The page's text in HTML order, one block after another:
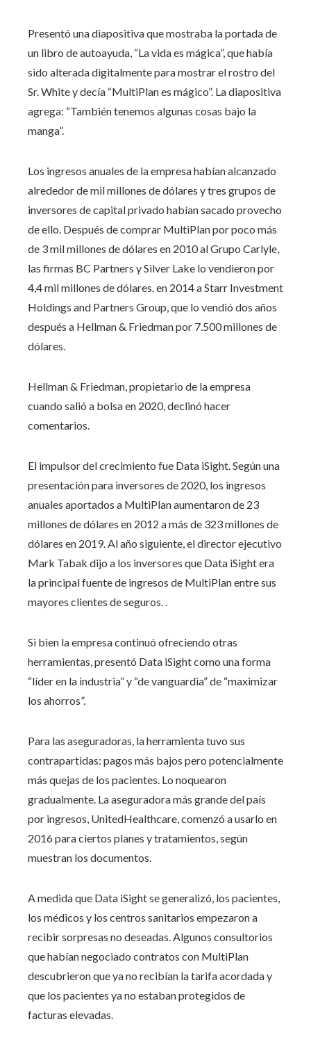
Presentó una diapositiva que mostraba la portada de
un libro de autoayuda, “La vida es mágica”, que había
sido alterada digitalmente para mostrar el rostro del
Sr. White y decía “MultiPlan es mágico”. La diapositiva
agrega: “También tenemos algunas cosas bajo la
manga”.
Los ingresos anuales de la empresa habían alcanzado
alrededor de mil millones de dólares y tres grupos de
inversores de capital privado habían sacado provecho
de ello. Después de comprar MultiPlan por poco más
de 3 mil millones de dólares en 2010 al Grupo Carlyle,
las firmas BC Partners y Silver Lake lo vendieron por
4,4 mil millones de dólares. en 2014 a Starr Investment
Holdings and Partners Group, que lo vendió dos años
después a Hellman & Friedman por 7.500 millones de
dólares.
Hellman & Friedman, propietario de la empresa
cuando salió a bolsa en 2020, declinó hacer
comentarios.
El impulsor del crecimiento fue Data iSight. Según una
presentación para inversores de 2020, los ingresos
anuales aportados a MultiPlan aumentaron de 23
millones de dólares en 2012 a más de 323 millones de
dólares en 2019. Al año siguiente, el director ejecutivo
Mark Tabak dijo a los inversores que Data iSight era
la principal fuente de ingresos de MultiPlan entre sus
mayores clientes de seguros. .
Si bien la empresa continuó ofreciendo otras
herramientas, presentó Data iSight como una forma
“líder en la industria” y “de vanguardia” de “maximizar
los ahorros”.
Para las aseguradoras, la herramienta tuvo sus
contrapartidas: pagos más bajos pero potencialmente
más quejas de los pacientes. Lo noquearon
gradualmente. La aseguradora más grande del país
por ingresos, UnitedHealthcare, comenzó a usarlo en
2016 para ciertos planes y tratamientos, según
muestran los documentos.
A medida que Data iSight se generalizó, los pacientes,
los médicos y los centros sanitarios empezaron a
recibir sorpresas no deseadas. Algunos consultorios
que habían negociado contratos con MultiPlan
descubrieron que ya no recibían la tarifa acordada y
que los pacientes ya no estaban protegidos de
facturas elevadas.